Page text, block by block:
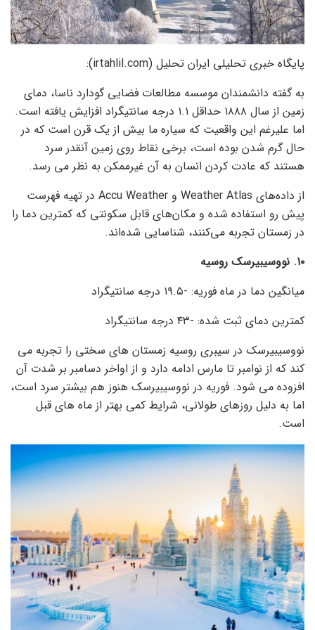
پایگاه خبری تحلیلی ایران تحلیل (irtahlil.com):
به گفته دانشمندان موسسه مطالعات فضایی گودارد ناسا، دمای
زمین از سال ۱۸۸۸ حداقل ۱.۱ درجه سانتیگراد افزایش یافته است.
اما علیرغم این واقعیت که سیاره ما بیش از یک قرن است که در
حال گرم شدن بوده است، برخی نقاط روی زمین آنقدر سرد
هستند که عادت کردن انسان به آن غیرممکن به نظر می رسد.
از داده‌های Weather Atlas و Accu Weather در تهیه فهرست
پیش رو استفاده شده و مکان‌های قابل سکونتی که کمترین دما را
در زمستان تجربه می‌کنند، شناسایی شده‌اند.
۱۰. نووسیبیرسک روسیه
میانگین دما در ماه فوریه: -۱۹.۵ درجه سانتیگراد
کمترین دمای ثبت شده: -۴۳ درجه سانتیگراد
نووسیبیرسک در سیبری روسیه زمستان های سختی را تجربه می
کند که از نوامبر تا مارس ادامه دارد و از اواخر دسامبر بر شدت آن
افزوده می شود. فوریه در نووسیبیرسک هنوز هم بیشتر سرد است،
اما به دلیل روزهای طولانی، شرایط کمی بهتر از ماه های قبل
است.